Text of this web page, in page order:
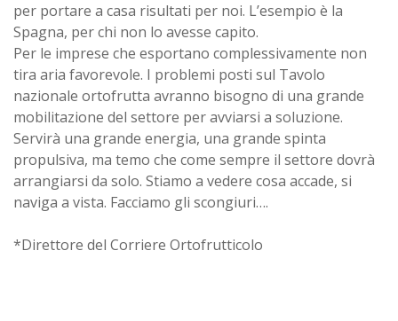
per portare a casa risultati per noi. L’esempio è la
Spagna, per chi non lo avesse capito.
Per le imprese che esportano complessivamente non
tira aria favorevole. I problemi posti sul Tavolo
nazionale ortofrutta avranno bisogno di una grande
mobilitazione del settore per avviarsi a soluzione.
Servirà una grande energia, una grande spinta
propulsiva, ma temo che come sempre il settore dovrà
arrangiarsi da solo. Stiamo a vedere cosa accade, si
naviga a vista. Facciamo gli scongiuri….
*Direttore del Corriere Ortofrutticolo